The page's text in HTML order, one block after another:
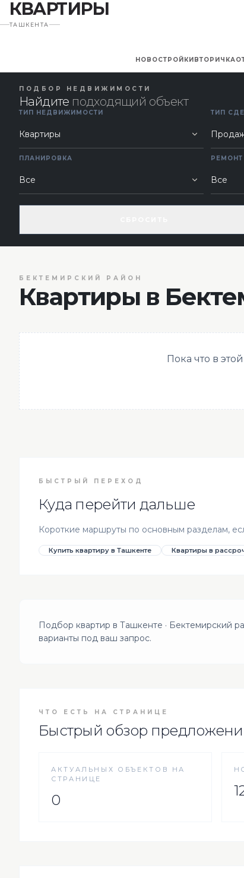
КВАРТИРЫ
ТАШКЕНТА
НОВОСТРОЙКИВТОРИЧКА
ПОДБОР НЕДВИЖИМОСТИ
Найдите подходящий объект
ТИП НЕДВИЖИМОСТИ
ТИП
ПЛАНИРОВКА РЕМОНТ
БЕКТЕМИРСКИЙ РАЙОН
Квартиры в
Пока что в
БЫСТРЫЙ ПЕРЕХОД
Куда перейти дальше
Короткие маршруты по основным разделам,
Купить квартиру в Ташкенте Квартиры в
Подбор квартир в Ташкенте · Бектемирский
варианты под ваш запрос.
ЧТО ЕСТЬ НА СТРАНИЦЕ
Быстрый обзор
АКТУАЛЬНЫХ ОБЪЕКТОВ НА
СТРАНИЦЕ
0